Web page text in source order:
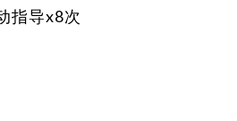
指导x8次